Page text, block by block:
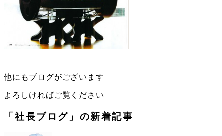
他にもブログがございます
よろしければご覧ください
「社長ブログ」の新着記事